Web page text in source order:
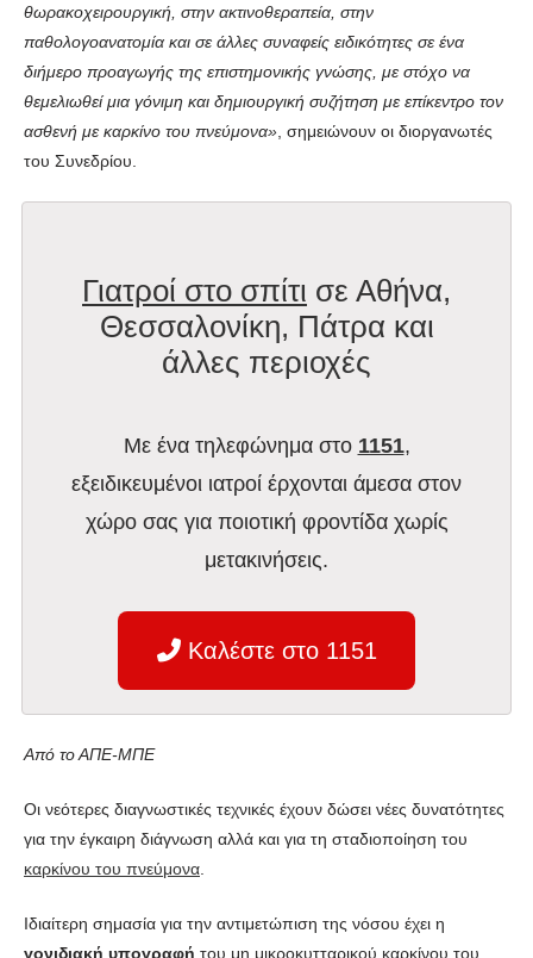
θωρακοχειρουργική, στην ακτινοθεραπεία, στην
παθολογοανατομία και σε άλλες συναφείς ειδικότητες σε ένα
διήμερο προαγωγής της επιστημονικής γνώσης, με στόχο να
θεμελιωθεί μια γόνιμη και δημιουργική συζήτηση με επίκεντρο τον
ασθενή με καρκίνο του πνεύμονα» , σημειώνουν οι διοργανωτές
του Συνεδρίου.
Γιατροί στο σπίτι σε Αθήνα,
Θεσσαλονίκη, Πάτρα και
άλλες περιοχές
Με ένα τηλεφώνημα στο 1151,
εξειδικευμένοι ιατροί έρχονται άμεσα στον
χώρο σας για ποιοτική φροντίδα χωρίς
μετακινήσεις.
Καλέστε στο 1151
Από το ΑΠΕ-ΜΠΕ
Οι νεότερες διαγνωστικές τεχνικές έχουν δώσει νέες δυνατότητες
για την έγκαιρη διάγνωση αλλά και για τη σταδιοποίηση του
καρκίνου του πνεύμονα
Ιδιαίτερη σημασία για την αντιμετώπιση της νόσου έχει η
γονιδιακή υπογραφή του μη μικροκυτταρικού καρκίνου του